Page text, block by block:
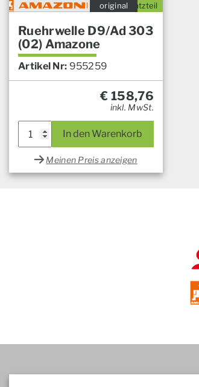
Ersatzteil
original
Ruehrwelle D9/Ad 303
(02) Amazone
Artikel Nr: 955259
€ 158,76
inkl. MwSt.
In den Warenkorb
Meinen Preis anzeigen